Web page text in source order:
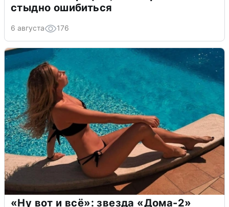
стыдно ошибиться
6 августа 176
«Ну вот и всё»: звезда «Дома-2»